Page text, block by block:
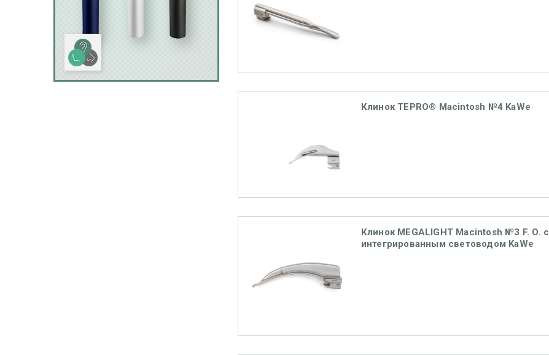
Клинок TEPRO® Macintosh №4 KaWe
Клинок MEGALIGHT Macintosh №3 F. O. с
интегрированным световодом KaWe